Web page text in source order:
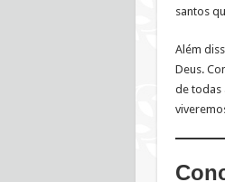
santos
Além
Deus.
de todas